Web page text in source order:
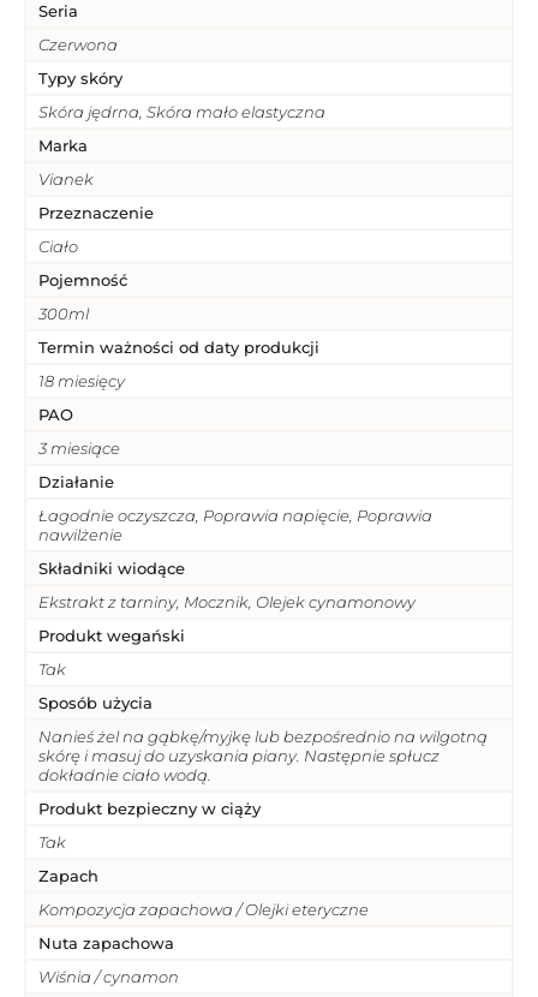
Seria
Czerwona
Typy skóry
Skóra jędrna, Skóra mało elastyczna
Marka
Vianek
Przeznaczenie
Ciało
Pojemność
300ml
Termin ważności od daty produkcji
18 miesięcy
PAO
3 miesiące
Działanie
Łagodnie oczyszcza, Poprawia napięcie, Poprawia
nawilżenie
Składniki wiodące
Ekstrakt z tarniny, Mocznik, Olejek cynamonowy
Produkt wegański
Tak
Sposób użycia
Nanieś żel na gąbkę/myjkę lub bezpośrednio na wilgotną
skórę i masuj do uzyskania piany. Następnie spłucz
dokładnie ciało wodą.
Produkt bezpieczny w ciąży
Tak
Zapach
Kompozycja zapachowa / Olejki eteryczne
Nuta zapachowa
Wiśnia / cynamon